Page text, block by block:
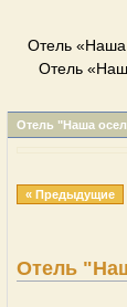
Отель «Наша
Отель
Отель "Наша
« Предыдущие
Отель